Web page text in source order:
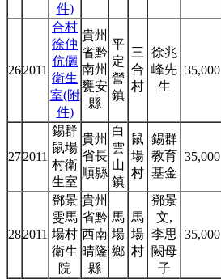
件)
262011
合村
徐仲
伉儷
衛生
室(附
件)
貴州
省黔
南州
甕安
縣
平
定
營
鎮
三
合
村
徐兆
峰先
生
35,000
272011
錫群
鼠場
村衛
生室
貴州
省長
順縣
白
雲
山
鎮
鼠
場
村
錫群
教育
基金
35,000
282011
鄧景
雯馬
場村
衛生
院
貴州
省黔
西南
晴隆
縣
馬
場
鄉
馬
場
村
鄧景
文,
李思
闕母
子
35,000